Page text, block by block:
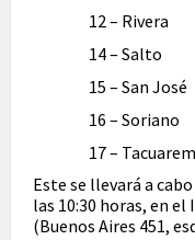
12 – Rivera
14 – Salto
15 – San José
16 – Soriano
17 –
Este se llevará a
las 10:30 horas, en
(Buenos Aires 451,